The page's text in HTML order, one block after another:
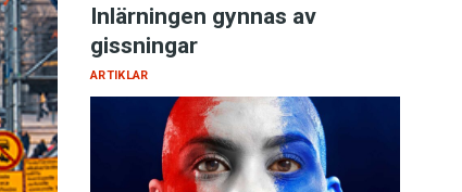
Inlärningen gynnas av
gissningar
ARTIKLAR